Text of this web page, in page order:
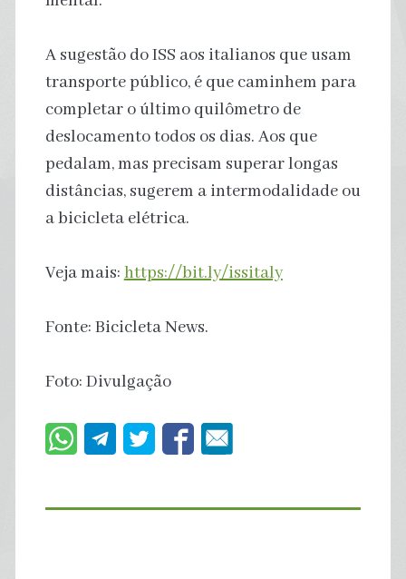
A sugestão do ISS aos italianos que usam
transporte público, é que caminhem para
completar o último quilômetro de
deslocamento todos os dias. Aos que
pedalam, mas precisam superar longas
distâncias, sugerem a intermodalidade ou
a bicicleta elétrica.
Veja mais:https://bit.ly/issitaly
Fonte: Bicicleta News.
Foto: Divulgação